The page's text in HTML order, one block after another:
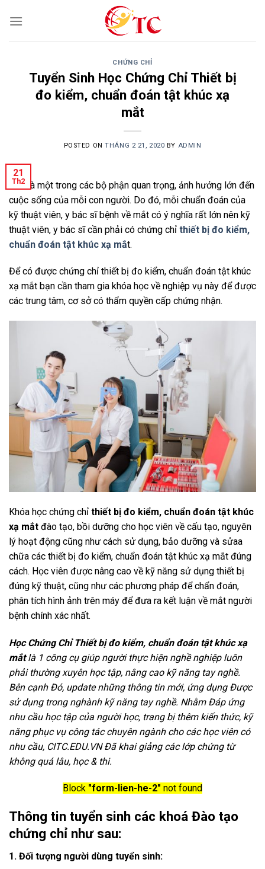
CHỨNG CHỈ
Tuyển Sinh Học Chứng Chỉ Thiết bị
đo kiểm, chuẩn đoán tật khúc xạ
mắt
POSTED ONTHÁNG 2 21, 2020 BY ADMIN
21
Th2
Mắt là một trong các bộ phận quan trọng, ảnh hưởng lớn đến
cuộc sống của mỗi con người. Do đó, mỗi chuẩn đoán của
kỹ thuật viên, y bác sĩ bệnh về mắt có ý nghĩa rất lớn nên kỹ
thuật viên, y bác sĩ cần phải có chứng chỉ thiết bị đo kiểm,
chuẩn đoán tật khúc xạ mắt.
Để có được chứng chỉ thiết bị đo kiểm, chuẩn đoán tật khúc
xạ mắt bạn cần tham gia khóa học về nghiệp vụ này để được
các trung tâm, cơ sở có thẩm quyền cấp chứng nhận.
Khóa học chứng chỉ thiết bị đo kiểm, chuẩn đoán tật khúc
xạ mắt đào tạo, bồi dưỡng cho học viên về cấu tạo, nguyên
lý hoạt động cũng như cách sử dụng, bảo dưỡng và sửaa
chữa các thiết bị đo kiểm, chuẩn đoán tật khúc xạ mắt đúng
cách. Học viên được nâng cao về kỹ năng sử dụng thiết bị
đúng kỹ thuật, cũng như các phương pháp để chẩn đoán,
phân tích hình ảnh trên máy để đưa ra kết luận về mắt người
bệnh chính xác nhất.
Học Chứng Chỉ Thiết bị đo kiểm, chuẩn đoán tật khúc xạ
mắtlà 1 công cụ giúp người thực hiện nghề nghiệp luôn
phải thường xuyên học tập, nâng cao kỹ năng tay nghề.
Bên cạnh Đó, update những thông tin mới, ứng dụng Được
sử dụng trong nghành kỹ năng tay nghề. Nhằm Đáp ứng
nhu cầu học tập của người học, trang bị thêm kiến thức, kỹ
năng phục vụ công tác chuyên ngành cho các học viên có
nhu cầu, CITC.EDU.VN Đã khai giảng các lớp chứng từ
không quá lâu, học & thi.
Block "form-lien-he-2" not found
Thông tin tuyển sinh các khoá Đào tạo
chứng chỉ như sau:
1. Đối tượng người dùng tuyển sinh: